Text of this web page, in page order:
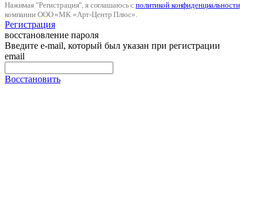
Нажимая "Регистрация", я соглашаюсь сполитикой конфиденциальности
компании ООО «МК «Арт-Центр Плюс».
Регистрация
восстановление пароля
Введите e-mail, который был указан при регистрации
email
Восстановить